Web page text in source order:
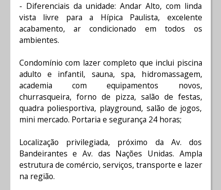
- Diferenciais da unidade: Andar Alto, com linda
vista livre para a Hípica Paulista, excelente
acabamento, ar condicionado em todos os
ambientes.
Condomínio com lazer completo que inclui piscina
adulto e infantil, sauna, spa, hidromassagem,
academia com equipamentos novos,
churrasqueira, forno de pizza, salão de festas,
quadra poliesportiva, playground, salão de jogos,
mini mercado. Portaria e segurança 24 horas;
Localização privilegiada, próximo da Av. dos
Bandeirantes e Av. das Nações Unidas. Ampla
estrutura de comércio, serviços, transporte e lazer
na região.